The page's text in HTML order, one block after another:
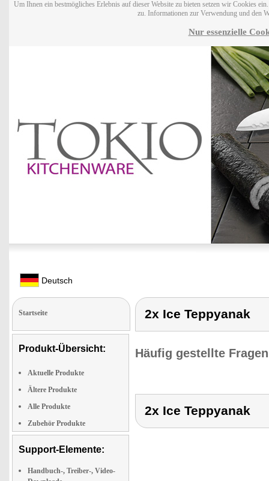
Um Ihnen ein bestmögliches Erlebnis auf dieser Website zu bieten setzen wir Cookies
zu. Informationen zur Verwendung und den
Nur essenzielle
Deutsch
Startseite
Produkt-Übersicht:
Aktuelle Produkte
Ältere Produkte
Alle Produkte
Zubehör Produkte
Support-Elemente:
Handbuch-, Treiber-, Video-
2x Ice Teppyanak
Häufig gestellte
2x Ice Teppyanak